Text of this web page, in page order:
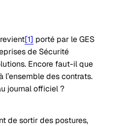
[1] porté par le GES
de Sécurité
Encore faut-il que
des contrats.
journal officiel ?
de sortir des postures,